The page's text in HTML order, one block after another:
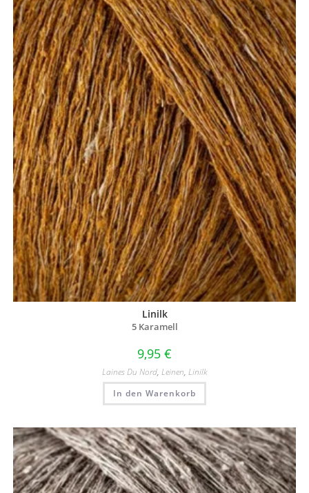
Linilk
5 Karamell
9,95 €
Laines Du Nord, Leinen, Linilk
In den Warenkorb